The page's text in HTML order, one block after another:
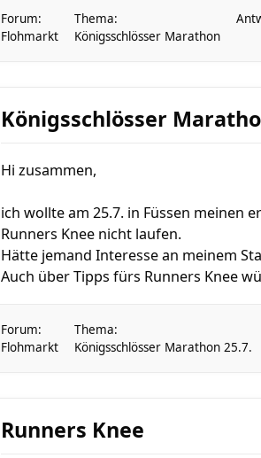
Forum:
Flohmarkt
Thema:
Königsschlösser Marathon
Königsschlösser
Hi zusammen,
ich wollte am 25.7. in Füssen meinen
Runners Knee nicht laufen.
Hätte jemand Interesse an meinem
Auch über Tipps fürs Runners Knee
Forum:
Flohmarkt
Thema:
Königsschlösser Marathon 25.7.
Runners Knee